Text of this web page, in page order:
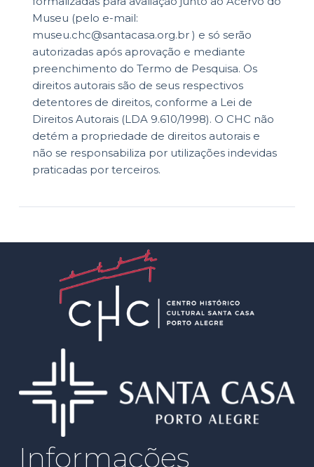
Museu (pelo e-mail:
museu.chc@santacasa.org.br ) e só serão
autorizadas após aprovação e mediante
preenchimento do Termo de Pesquisa. Os
direitos autorais são de seus respectivos
detentores de direitos, conforme a Lei de
Direitos Autorais (LDA 9.610/1998). O CHC não
detém a propriedade de direitos autorais e
não se responsabiliza por utilizações indevidas
praticadas por terceiros.
Informações